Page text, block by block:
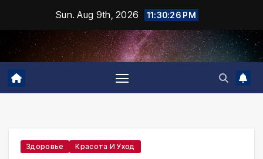
content
Sun. Aug 9th, 2026 11:30:27 PM
Здоровье Красота И Уход